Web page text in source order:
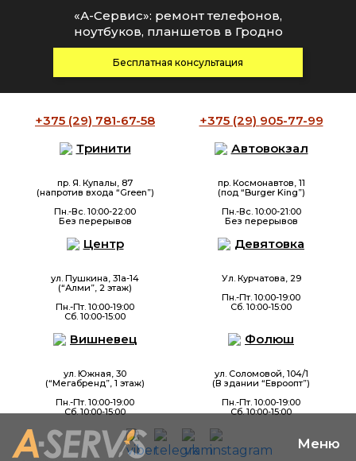
+375 (29) 781-67-58 +375 (29) 905-77-99
Тринити
пр. Я. Купалы, 87
(напротив входа “Green”)
Пн.-Вс. 10:00-22:00
Без перерывов
Автовокзал
пр. Космонавтов, 11
(под “Burger King”)
Пн.-Вс. 10:00-21:00
Без перерывов
Центр
ул. Пушкина, 31а-14
(“Алми”, 2 этаж)
Пн.-Пт. 10:00-19:00
Сб. 10:00-15:00
Девятовка
Ул. Курчатова, 29
Пн.-Пт. 10:00-19:00
Сб. 10:00-15:00
Вишневец
ул. Южная, 30
(“Мегабренд”, 1 этаж)
Пн.-Пт. 10:00-19:00
Сб. 10:00-15:00
Фолюш
ул. Соломовой, 104/1
(В здании “Евроопт”)
Пн.-Пт. 10:00-19:00
Сб. 10:00-15:00
«А-Сервис»: ремонт телефонов,
ноутбуков, планшетов в Гродно
Бесплатная консультация